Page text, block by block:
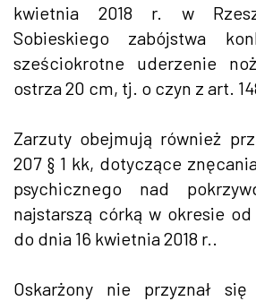
kwietnia 2018 r. w
Sobieskiego zabójstwa
sześciokrotne uderzenie
ostrza 20 cm, tj. o czyn z art.
Zarzuty obejmują również
207 § 1 kk, dotyczące
psychicznego nad
najstarszą córką w okresie
do dnia 16 kwietnia 2018 r..
Oskarżony nie przyznał